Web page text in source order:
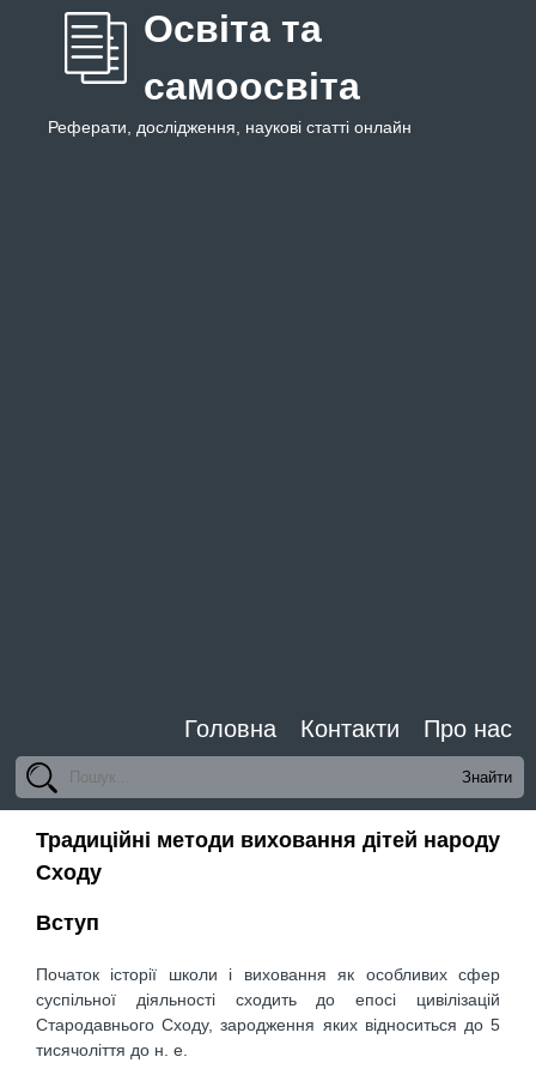
Освіта та
самоосвіта
Реферати, дослідження, наукові статті онлайн
Головна Контакти Про нас
Традиційні методи виховання дітей народу
Сходу
Вступ
Початок історії школи і виховання як особливих сфер
суспільної діяльності сходить до епосі цивілізацій
Стародавнього Сходу, зародження яких відноситься до 5
тисячоліття до н. е.